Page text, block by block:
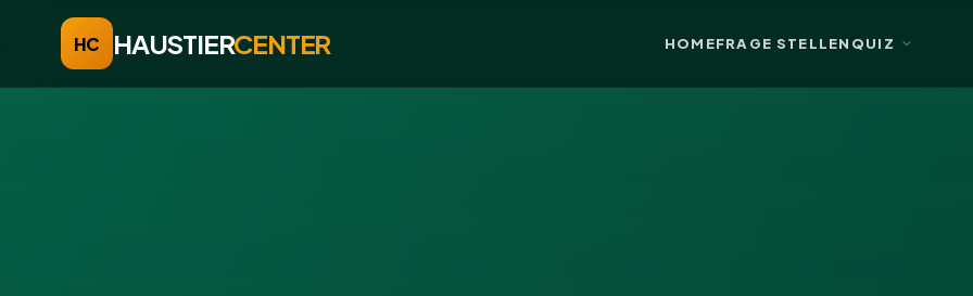
HC HAUSTIERCENTER HOMEFRAGE STELLEN QUIZ